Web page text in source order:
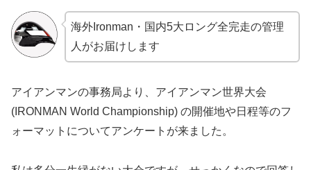
海外Ironman・国内5大ロング全完走の管理
人がお届けします
アイアンマンの事務局より、アイアンマン世界大会
(IRONMAN World Championship) の開催地や日程等のフ
ォーマットについてアンケートが来ました。